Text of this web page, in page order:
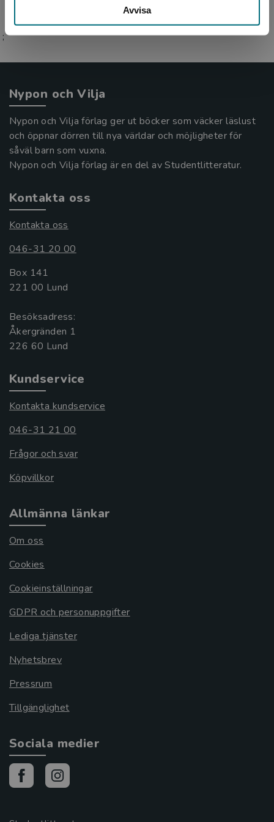
Avvisa
;
Nypon och Vilja
Nypon och Vilja förlag ger ut böcker som väcker läslust
och öppnar dörren till nya världar och möjligheter för
såväl barn som vuxna.
Nypon och Vilja förlag är en del av Studentlitteratur.
Kontakta oss
Kontakta oss
046-31 20 00
Box 141
221 00 Lund
Besöksadress:
Åkergränden 1
Kundservice
Kontakta kundservice
046-31 21 00
Frågor och svar
Köpvillkor
Allmänna länkar
Om oss
Cookies
Cookieinställningar
GDPR och personuppgifter
Lediga tjänster
Nyhetsbrev
Pressrum
Tillgänglighet
Sociala medier